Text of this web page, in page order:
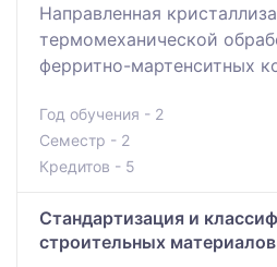
Направленная
термомеханической
ферритно-мартенситных
Год обучения - 2
Семестр - 2
Кредитов - 5
Стандартизация и
строительных материалов